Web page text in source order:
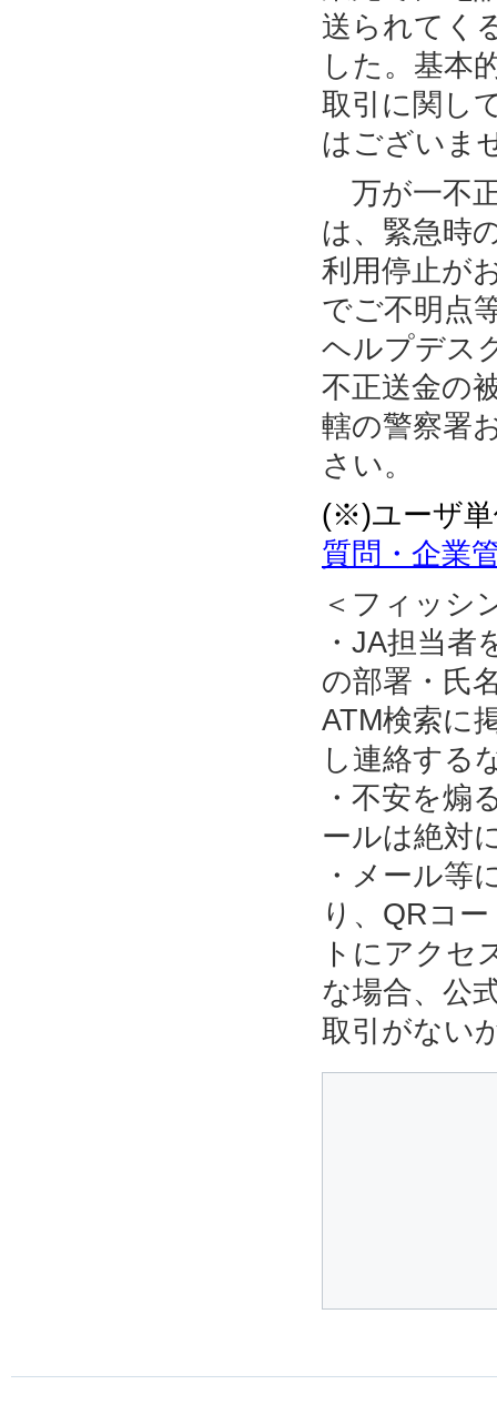
送られてく
した。基本
取引に関し
はございま
万が一不
は、緊急時
利用停止が
でご不明点
ヘルプデス
不正送金の
轄の警察署
さい。
(※)ユーザ単
質問・企業
＜フィッシ
・JA担当
の部署・氏
ATM検索に
し連絡する
・不安を煽
ールは絶対
・メール等
り、QRコ
トにアクセ
な場合、公
取引がない